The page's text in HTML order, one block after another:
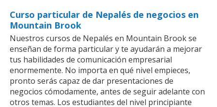
Curso particular de Nepalés de negocios en
Mountain Brook
Nuestros cursos de Nepalés en Mountain Brook se
enseñan de forma particular y te ayudarán a mejorar
tus habilidades de comunicación empresarial
enormemente. No importa en qué nivel empieces,
pronto serás capaz de dar presentaciones de
negocios cómodamente, antes de seguir adelante con
otros temas. Los estudiantes del nivel principiante